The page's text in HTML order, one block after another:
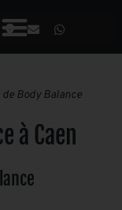
de Body Balance
à Caen